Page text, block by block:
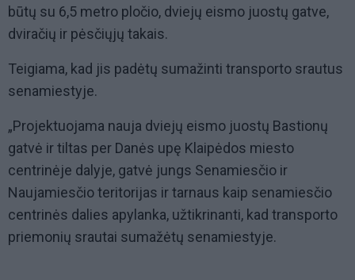
būtų su 6,5 metro pločio, dviejų eismo juostų gatve,
dviračių ir pėsčiųjų takais.
Teigiama, kad jis padėtų sumažinti transporto srautus
senamiestyje.
„Projektuojama nauja dviejų eismo juostų Bastionų
gatvė ir tiltas per Danės upę Klaipėdos miesto
centrinėje dalyje, gatvė jungs Senamiesčio ir
Naujamiesčio teritorijas ir tarnaus kaip senamiesčio
centrinės dalies apylanka, užtikrinanti, kad transporto
priemonių srautai sumažėtų senamiestyje.